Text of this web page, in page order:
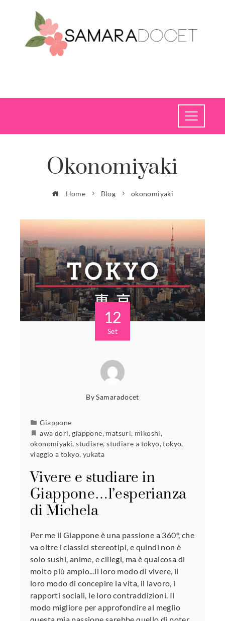
Okonomiyaki
Home Blog okonomiyaki
12
Set
BySamaradocet
Giappone
awa dori,giappone, matsuri, mikoshi,
okonomiyaki,studiare,studiare a tokyo,tokyo,
viaggio a tokyo, yukata
Vivere e studiare in
Giappone…l’esperianza
di Michela
Per me il Giappone è una passione a 360°, che
va oltre i classici stereotipi, e quindi non è
solo sushi, anime, e ciliegi, ma è qualcosa di
molto più ampio...il loro modo di vivere, il
loro modo di concepire la vita, il lavoro, i
rapporti sociali, le loro contraddizioni. Il
modo migliore per approfondire al meglio